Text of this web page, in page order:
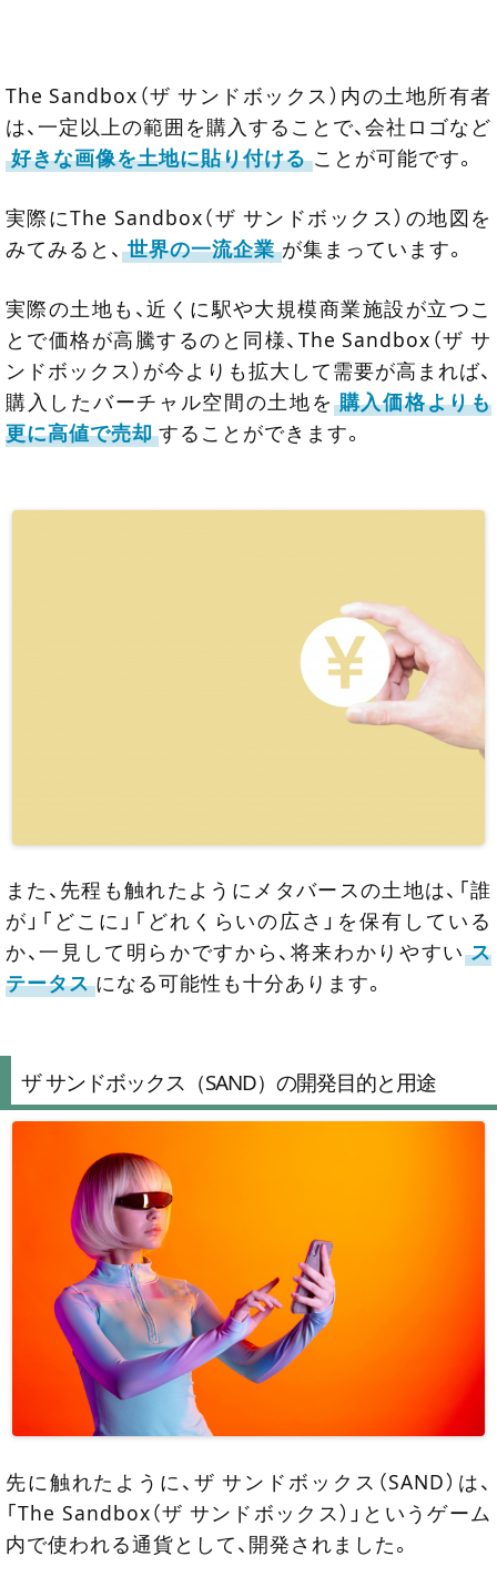
The Sandbox（ザ サンドボックス）内の土地所有者
は、一定以上の範囲を購入することで、会社ロゴなど
好きな画像を土地に貼り付ける ことが可能です。
実際にThe Sandbox（ザ サンドボックス）の地図を
みてみると、 世界の一流企業 が集まっています。
実際の土地も、近くに駅や大規模商業施設が立つこ
とで価格が高騰するのと同様、The Sandbox（ザ サ
ンドボックス）が今よりも拡大して需要が高まれば、
購入したバーチャル空間の土地を 購入価格よりも
更に高値で売却 することができます。
また、先程も触れたようにメタバースの土地は、「誰
が」「どこに」「どれくらいの広さ」を保有している
か、一見して明らかですから、将来わかりやすい ス
テータス になる可能性も十分あります。
ザ サンドボックス（SAND）の開発目的と用途
先に触れたように、ザ サンドボックス（SAND）は、
「The Sandbox（ザ サンドボックス）」というゲーム
内で使われる通貨として、開発されました。